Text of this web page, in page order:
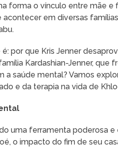
forma o vínculo entre mãe
em diversas
por que Kris Jenner
Kardashian-Jenner,
a saúde mental? Vamos
e da terapia na vida de
uma ferramenta poderosa
o impacto do fim de seu